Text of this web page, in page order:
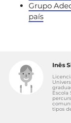
Grupo
país
Inês
Escola
tipos